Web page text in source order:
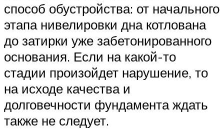
способ обустройства: от начального
этапа нивелировки дна котлована
до затирки уже забетонированного
основания. Если на какой-то
стадии произойдет нарушение, то
на исходе качества и
долговечности фундамента ждать
также не следует.